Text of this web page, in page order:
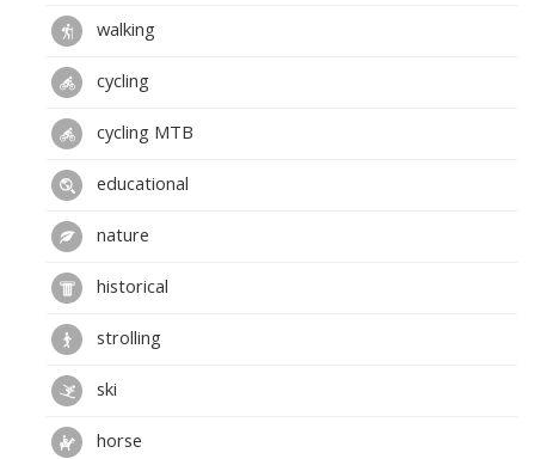
walking
cycling
cycling MTB
educational
nature
historical
strolling
ski
horse